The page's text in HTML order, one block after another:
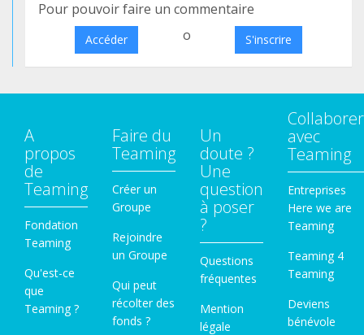
Pour pouvoir faire un commentaire
Accéder o S'inscrire
A
propos
de
Teaming
Fondation
Teaming
Qu'est-ce
que
Teaming ?
Faire du
Teaming
Créer un
Groupe
Rejoindre
un Groupe
Qui peut
récolter des
fonds ?
Un
doute ?
Une
question
à poser
?
Questions
fréquentes
Mention
légale
Collaborer
avec
Teaming
Entreprises
Here we are
Teaming
Teaming 4
Teaming
Deviens
bénévole